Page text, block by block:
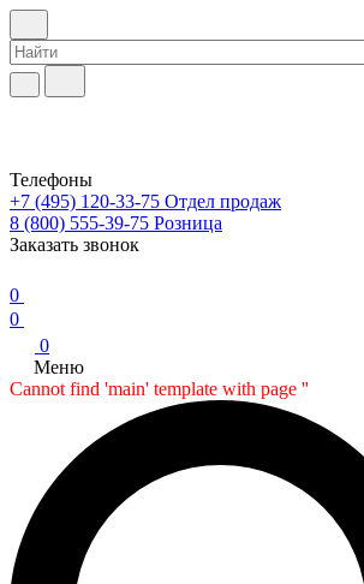
Телефоны
+7 (495) 120-33-75 Отдел продаж
8 (800) 555-39-75 Розница
Заказать звонок
0
0
0
Меню
Cannot find 'main' template with page ''